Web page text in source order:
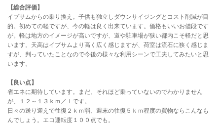
【総合評価】
イプサムからの乗り換え。子供も独立しダウンサイジングとコスト削減が目
的。初めての軽ですが、今の軽は良く出来ています。価格もいいお値段です
が。軽は地方のイメージが高いですが、道や駐車場が狭い都内こそ軽だと思
います。天高はイプサムより高く広く感じますが、荷室は流石に狭く感じま
すが、判っていたことなので今後の様々な利用シーンで工夫してみたいと思
います。
【良い点】
省エネに期待しています。まだ、それほど乗っていないのでわかりません
が、１２～１３ｋｍ／ｌです。
日々の送り迎えで往復２ｋｍ弱、週末の往復５ｋｍ程度の買物ならこんなも
んでしょう。エコ運転度１００点でも。